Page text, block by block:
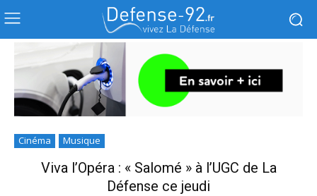
Cinéma Musique
Viva l’Opéra : « Salomé » à l’UGC de La
Défense ce jeudi